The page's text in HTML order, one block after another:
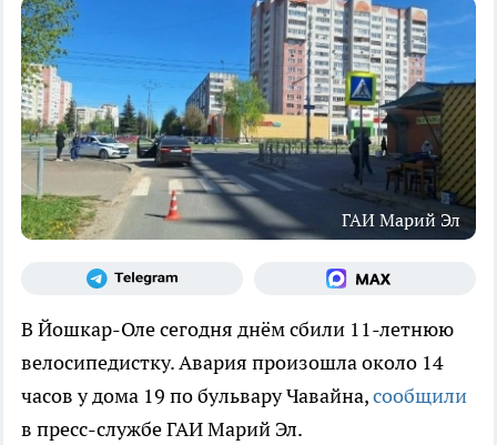
ГАИ Марий Эл
В Йошкар-Оле сегодня днём сбили 11-летнюю
велосипедистку. Авария произошла около 14
часов у дома 19 по бульвару Чавайна,сообщили
в пресс-службе ГАИ Марий Эл.